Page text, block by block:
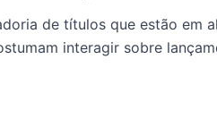
de títulos que estão em
interagir sobre